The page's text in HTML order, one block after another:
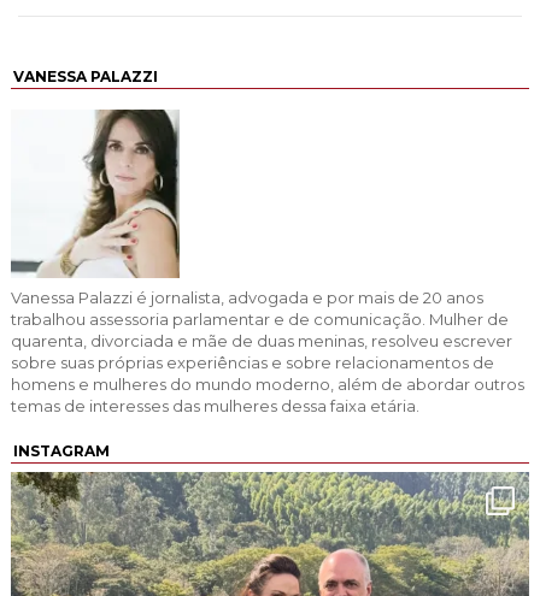
VANESSA PALAZZI
Vanessa Palazzi é jornalista, advogada e por mais de 20 anos
trabalhou assessoria parlamentar e de comunicação. Mulher de
quarenta, divorciada e mãe de duas meninas, resolveu escrever
sobre suas próprias experiências e sobre relacionamentos de
homens e mulheres do mundo moderno, além de abordar outros
temas de interesses das mulheres dessa faixa etária.
INSTAGRAM